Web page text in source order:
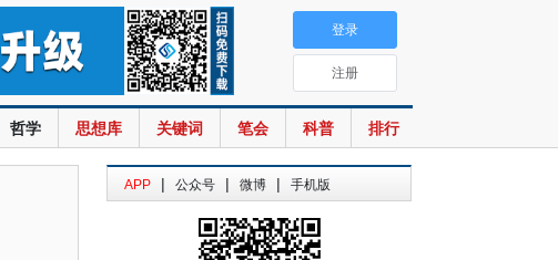
哲学 思想库 关键词 笔会 科普 排行
登录
注册
APP | 公众号 | 微博 | 手机版